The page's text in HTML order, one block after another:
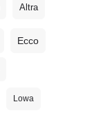
Altra
Ecco
Lowa